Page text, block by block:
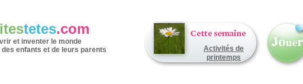
tetes.com
et inventer le monde
des enfants et de leurs parents
Activités de
printemps